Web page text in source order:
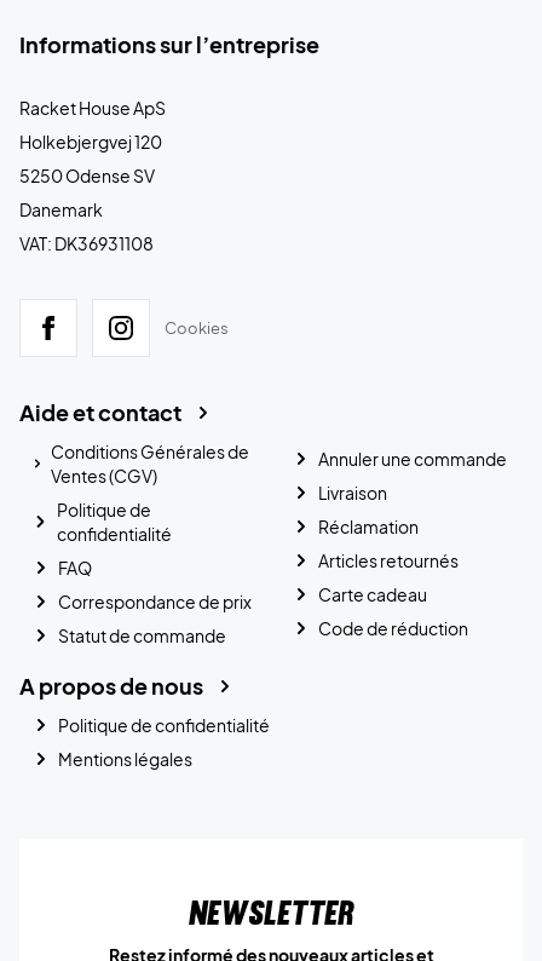
Informations sur l’entreprise
Racket House ApS
Holkebjergvej 120
5250 Odense SV
Danemark
VAT: DK36931108
Cookies
Aide et contact
Conditions Générales de
Ventes (CGV)
Politique de
confidentialité
FAQ
Correspondance de prix
Statut de commande
Annuler une commande
Livraison
Réclamation
Articles retournés
Carte cadeau
Code de réduction
A propos de nous
Politique de confidentialité
Mentions légales
Newsletter
Restez informé des nouveaux articles et